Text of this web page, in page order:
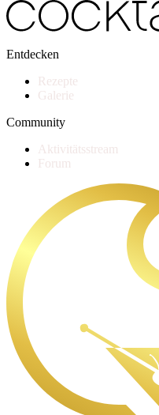
Entdecken
Rezepte
Galerie
Community
Aktivitätsstream
Forum